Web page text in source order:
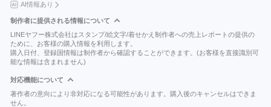
AI情報あり
制作者に提供される情報について
LINEヤフー株式会社はスタンプ/絵文字/着せかえ制作者への売上レポートの提供の
ために、お客様の購入情報を利用します。
購入日付、登録国情報は制作者から確認することができます。(お客様を直接識別可
能な情報は含まれません)
対応機能について
著作者の意向により非対応になる可能性があります。購入後のキャンセルはできま
せん。